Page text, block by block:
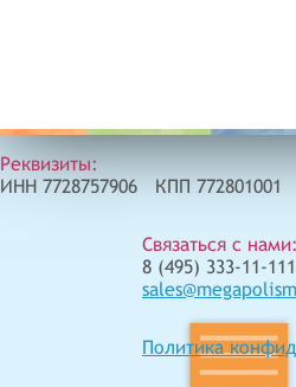
Реквизиты:
ИНН 7728757906 КПП 772801001
Связаться с нами:
8 (495) 333-11-
Политика